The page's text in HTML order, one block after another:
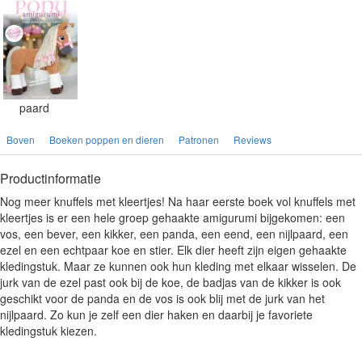
paard
Boven Boeken poppen en dieren Patronen Reviews
Productinformatie
Nog meer knuffels met kleertjes! Na haar eerste boek vol knuffels met
kleertjes is er een hele groep gehaakte amigurumi bijgekomen: een
vos, een bever, een kikker, een panda, een eend, een nijlpaard, een
ezel en een echtpaar koe en stier. Elk dier heeft zijn eigen gehaakte
kledingstuk. Maar ze kunnen ook hun kleding met elkaar wisselen. De
jurk van de ezel past ook bij de koe, de badjas van de kikker is ook
geschikt voor de panda en de vos is ook blij met de jurk van het
nijlpaard. Zo kun je zelf een dier haken en daarbij je favoriete
kledingstuk kiezen.